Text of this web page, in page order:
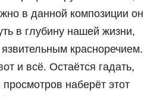
в данной композиции он
в глубину нашей жизни,
красноречием.
и всё. Остаётся гадать,
наберёт этот